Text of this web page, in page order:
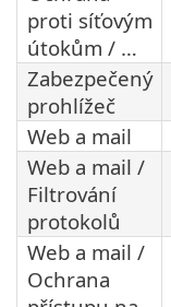
proti síťovým
útokům / …
Zabezpečený
prohlížeč
Web a mail
Web a mail /
Filtrování
protokolů
Web a mail /
Ochrana